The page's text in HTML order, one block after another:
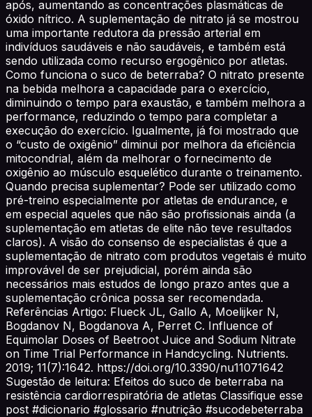
após, aumentando as concentrações plasmáticas de
óxido nítrico. A suplementação de nitrato já se mostrou
uma importante redutora da pressão arterial em
indivíduos saudáveis e não saudáveis, e também está
sendo utilizada como recurso ergogênico por atletas.
Como funciona o suco de beterraba? O nitrato presente
na bebida melhora a capacidade para o exercício,
diminuindo o tempo para exaustão, e também melhora a
performance, reduzindo o tempo para completar a
execução do exercício. Igualmente, já foi mostrado que
o “custo de oxigênio” diminui por melhora da eficiência
mitocondrial, além da melhorar o fornecimento de
oxigênio ao músculo esquelético durante o treinamento.
Quando precisa suplementar? Pode ser utilizado como
pré-treino especialmente por atletas de endurance, e
em especial aqueles que não são profissionais ainda (a
suplementação em atletas de elite não teve resultados
claros). A visão do consenso de especialistas é que a
suplementação de nitrato com produtos vegetais é muito
improvável de ser prejudicial, porém ainda são
necessários mais estudos de longo prazo antes que a
suplementação crônica possa ser recomendada.
Referências Artigo: Flueck JL, Gallo A, Moelijker N,
Bogdanov N, Bogdanova A, Perret C. Influence of
Equimolar Doses of Beetroot Juice and Sodium Nitrate
on Time Trial Performance in Handcycling. Nutrients.
2019; 11(7):1642. https://doi.org/10.3390/nu11071642
Sugestão de leitura: Efeitos do suco de beterraba na
resistência cardiorrespiratória de atletas Classifique esse
post #dicionario #glossario #nutrição #sucodebeterraba